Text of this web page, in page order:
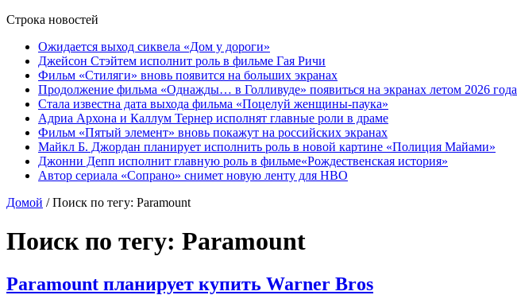
Строка новостей
Ожидается выход сиквела «Дом у дороги»
Джейсон Стэйтем исполнит роль в фильме Гая Ричи
Фильм «Стиляги» вновь появится на больших экранах
Продолжение фильма «Однажды… в Голливуде» появиться на экранах летом 2026 года
Стала известна дата выхода фильма «Поцелуй женщины-паука»
Адриа Архона и Каллум Тернер исполнят главные роли в драме
Фильм «Пятый элемент» вновь покажут на российских экранах
Майкл Б. Джордан планирует исполнить роль в новой картине «Полиция Майами»
Джонни Депп исполнит главную роль в фильме«Рождественская история»
Автор сериала «Сопрано» снимет новую ленту для HBO
Домой / Поиск по тегу: Paramount
Поиск по тегу: Paramount
Paramount планирует купить Warner Bros